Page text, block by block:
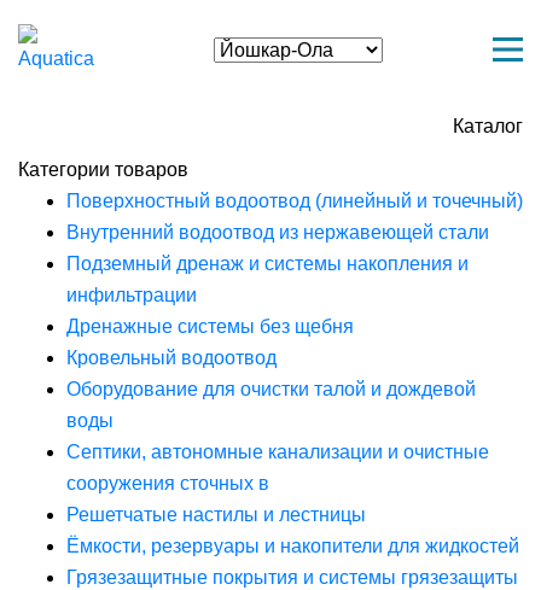
Каталог
Категории товаров
Поверхностный водоотвод (линейный и точечный)
Внутренний водоотвод из нержавеющей стали
Подземный дренаж и системы накопления и
инфильтрации
Дренажные системы без щебня
Кровельный водоотвод
Оборудование для очистки талой и дождевой
воды
Септики, автономные канализации и очистные
сооружения сточных в
Решетчатые настилы и лестницы
Ёмкости, резервуары и накопители для жидкостей
Грязезащитные покрытия и системы грязезащиты